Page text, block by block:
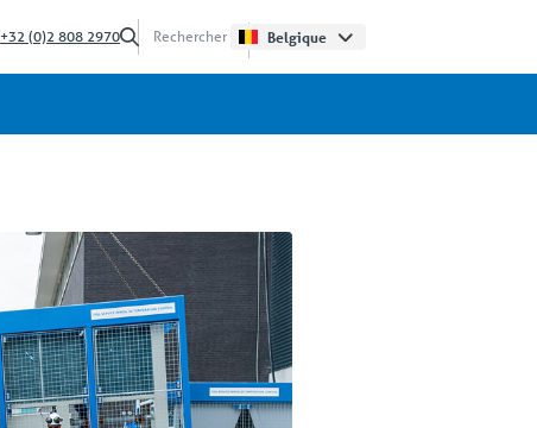
+32 (0)2 808 2970 Belgique